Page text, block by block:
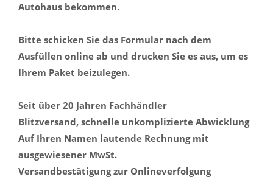
Autohaus bekommen.
Bitte schicken Sie das Formular nach dem
Ausfüllen online ab und drucken Sie es aus, um es
Ihrem Paket beizulegen.
Seit über 20 Jahren Fachhändler
Blitzversand, schnelle unkomplizierte Abwicklung
Auf Ihren Namen lautende Rechnung mit
ausgewiesener MwSt.
Versandbestätigung zur Onlineverfolgung